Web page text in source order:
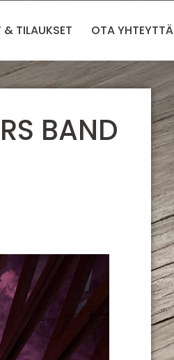
& TILAUKSET OTA YHTEYTTÄ
BAND